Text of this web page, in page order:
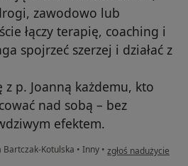
zawodowo lub
łączy terapię, coaching i
spojrzeć szerzej i działać z
z p. Joanną każdemu, kto
nad sobą – bez
efektem.
Bartczak-Kotulska • Inny • w opinii
zgłoś nadużycie